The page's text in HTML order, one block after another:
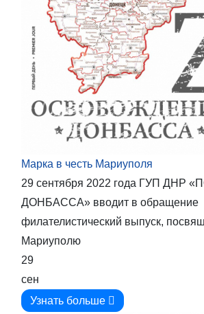
Марка в честь Мариуполя
29 сентября 2022 года ГУП ДНР
ДОНБАССА» вводит в обращение
филателистический выпуск,
Мариуполю
29
сен
Узнать больше